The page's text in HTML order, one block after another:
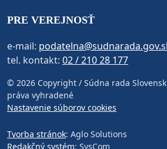
PRE VEREJNOSŤ
e-mail:
tel. kontakt: 02 / 210 28 177
© 2026 Copyright / Súdna rada
práva vyhradené
Nastavenie súborov cookies
Tvorba stránok: Aglo Solutions
Redakčný systém: SysCom